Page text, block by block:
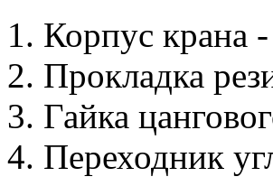
1. Корпус крана
2. Прокладка
3. Гайка
4. Переходник